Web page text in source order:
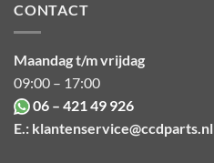
CONTACT
Maandag t/m vrijdag
09:00 – 17:00
06 – 421 49 926
E.: klantenservice@ccdparts.nl